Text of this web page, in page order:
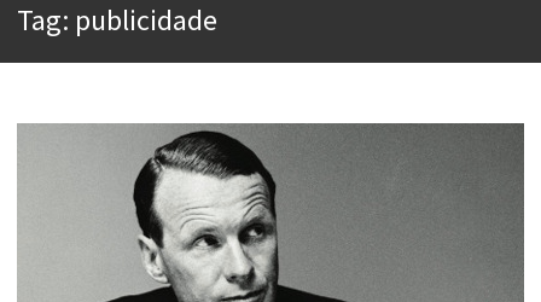
Aprender a fracassar é o segredo do sucesso
Esse tal de Rock Gaúcho
Os causos de Jorge Luis Borges
Voto obrigatório é correto?
Se queres salvar o mundo, o veganismo não é a resposta
Tag: publicidade